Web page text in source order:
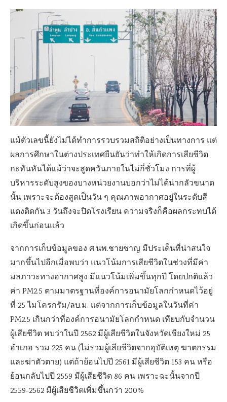
แม้ตัวเลขนี้ยังไม่ได้ทำการรวบรวมสถิติอย่างเป็นทางการ แต่
ผลการศึกษาในต่างประเทศยืนยันว่าทำให้เกิดการเสียชีวิต
กะทันหันได้แม้ว่าจะสูดควันภายในไม่กี่ชั่วโมง การที่ผู้
บริหารระดับสูงของบางหน่วยงานบอกว่าไม่ได้น่ากลัวขนาด
นั้น เพราะจะต้องสูดเป็นวัน ๆ คุณภาพอากาศอยู่ในระดับสี
แดงติดกัน 3 วันถึงจะปิดโรงเรียน ความจริงก็คือผลกระทบได้
เกิดขึ้นก่อนแล้ว
จากการเก็บข้อมูลของ ศ.นพ.ชายชาญ มีประเด็นที่น่าสนใจ
มากขึ้นไปอีกเมื่อพบว่า แนวโน้มการเสียชีวิตในช่วงที่มีค่า
มลภาวะทางอากาศสูง มีแนวโน้มเพิ่มขึ้นทุกปี โดยปกติแล้ว
ค่า PM2.5 ตามมาตรฐานที่องค์การอนามัยโลกกำหนดไว้อยู่
ที่ 25 ไมโครกรัม/ลบ.ม. แต่จากการเก็บข้อมูลในวันที่ค่า
PM2.5 เกินกว่าที่องค์การอนามัยโลกกำหนด เทียบกับจำนวน
ผู้เสียชีวิต พบว่าในปี 2562 มีผู้เสียชีวิตในจังหวัดเชียงใหม่ 25
อำเภอ รวม 225 คน (ไม่รวมผู้เสียชีวิตจากอุบัติเหตุ ฆาตกรรม
และฆ่าตัวตาย) แต่ถ้าย้อนไปปี 2561 มีผู้เสียชีวิต 153 คน หรือ
ย้อนกลับไปปี 2559 มีผู้เสียชีวิต 86 คน เพราะฉะนั้นจากปี
2559-2562 มีผู้เสียชีวิตเพิ่มขึ้นกว่า 200%